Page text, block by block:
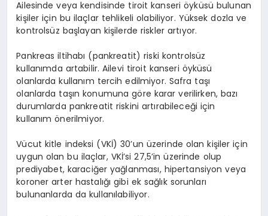
Ailesinde veya kendisinde tiroit kanseri öyküsü bulunan
kişiler için bu ilaçlar tehlikeli olabiliyor. Yüksek dozla ve
kontrolsüz başlayan kişilerde riskler artıyor.
Pankreas iltihabı (pankreatit) riski kontrolsüz
kullanımda artabilir. Ailevi tiroit kanseri öyküsü
olanlarda kullanım tercih edilmiyor. Safra taşı
olanlarda taşın konumuna göre karar verilirken, bazı
durumlarda pankreatit riskini artırabileceği için
kullanım önerilmiyor.
Vücut kitle indeksi (VKİ) 30’un üzerinde olan kişiler için
uygun olan bu ilaçlar, VKİ’si 27,5’in üzerinde olup
prediyabet, karaciğer yağlanması, hipertansiyon veya
koroner arter hastalığı gibi ek sağlık sorunları
bulunanlarda da kullanılabiliyor.